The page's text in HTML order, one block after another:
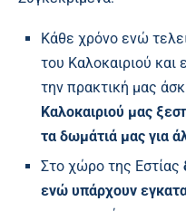
Κάθε χρόνο ενώ
του Καλοκαιριού
την πρακτική μας
Καλοκαιριού μας
τα δωμάτιά μας για
Στο χώρο της Εστίας
ενώ υπάρχουν